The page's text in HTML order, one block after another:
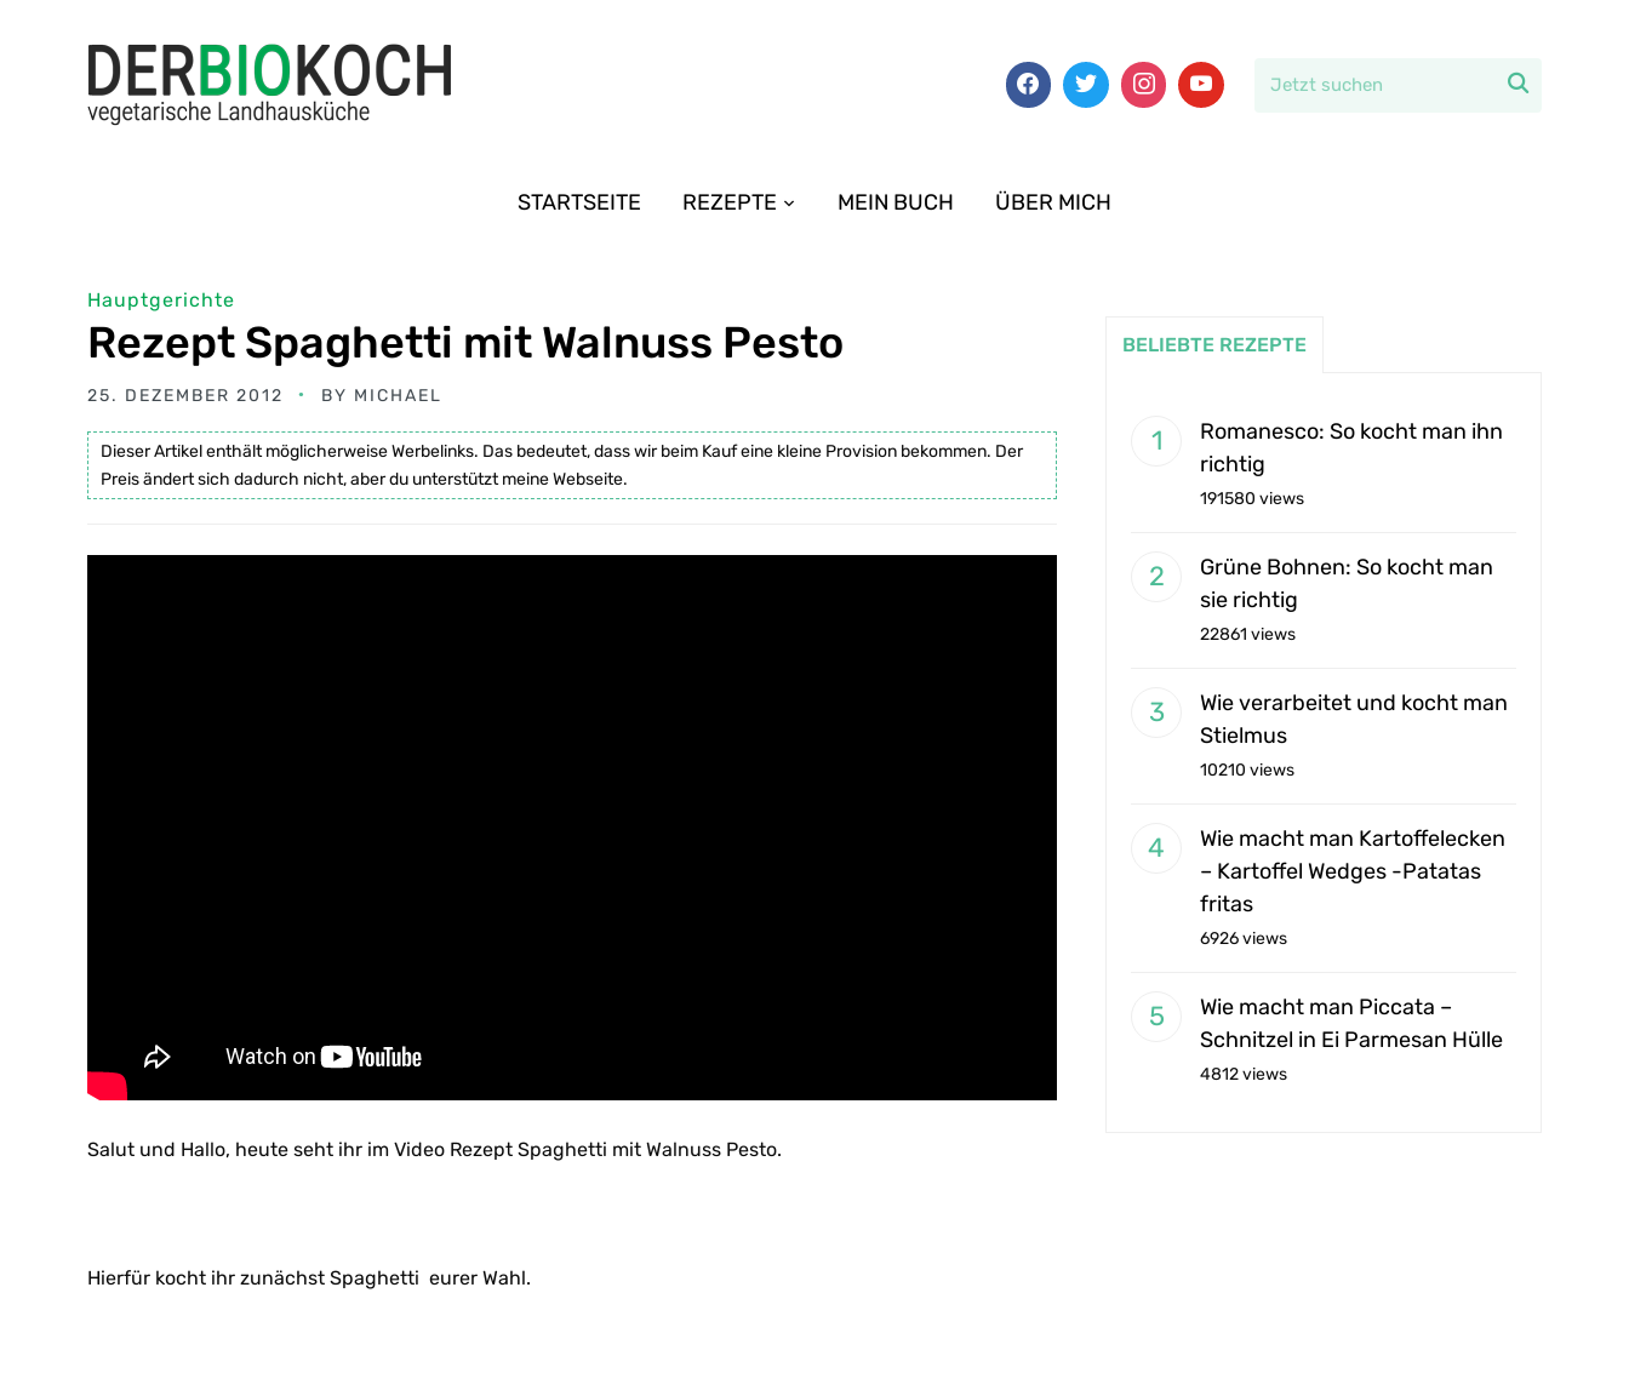

STARTSEITE REZEPTE MEIN BUCH ÜBER MICH
Hauptgerichte
Rezept Spaghetti mit Walnuss Pesto
25. DEZEMBER 2012 BY MICHAEL
Dieser Artikel enthält möglicherweise Werbelinks. Das bedeutet, dass wir beim Kauf eine kleine Provision bekommen. Der
Preis ändert sich dadurch nicht, aber du unterstützt meine Webseite.
Salut und Hallo, heute seht ihr im Video Rezept Spaghetti mit Walnuss Pesto.
Hierfür kocht ihr zunächst Spaghetti eurer Wahl.
BELIEBTE REZEPTE
Romanesco: So kocht man ihn
richtig
191580 views
Grüne Bohnen: So kocht man
sie richtig
22861 views
Wie verarbeitet und kocht man
Stielmus
10210 views
Wie macht man Kartoffelecken
– Kartoffel Wedges -Patatas
fritas
6926 views
Wie macht man Piccata –
Schnitzel in Ei Parmesan Hülle
4812 views